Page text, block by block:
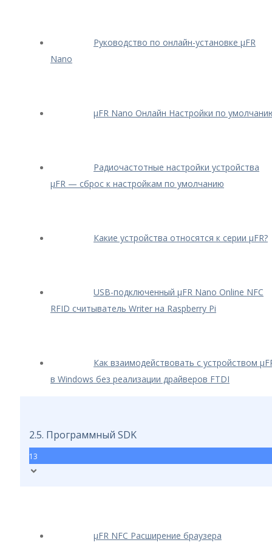
Руководство по онлайн-установке μFR
Nano
μFR Nano Онлайн Настройки по
Радиочастотные настройки устройства
μFR — сброс к настройкам по умолчанию
Какие устройства относятся к серии μFR?
USB-подключенный μFR Nano Online NFC
RFID считыватель Writer на Raspberry Pi
Как взаимодействовать с устройством
в Windows без реализации драйверов FTDI
2.5. Программный SDK
13
μFR NFC Расширение браузера